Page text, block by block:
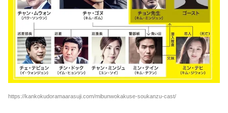
https://kankokudoramaarasuji.com/mibunwokakuse-soukanzu-cast/